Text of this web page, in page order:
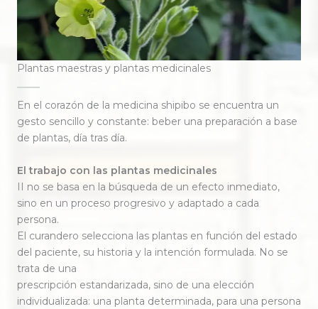
Plantas maestras y plantas medicinales
En el corazón de la medicina shipibo se encuentra un
gesto sencillo y constante: beber una preparación a base
de plantas, día tras día.
El trabajo con las plantas medicinales
II no se basa en la búsqueda de un efecto inmediato,
sino en un proceso progresivo y adaptado a cada
persona.
El curandero selecciona las plantas en función del estado
del paciente, su historia y la intención formulada. No se
trata de una
prescripción estandarizada, sino de una elección
individualizada: una planta determinada, para una persona